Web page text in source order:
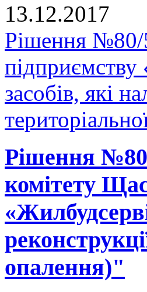
13.12.2017
Рішення №80/
засобів, які
Рішення
комітету
опалення)"